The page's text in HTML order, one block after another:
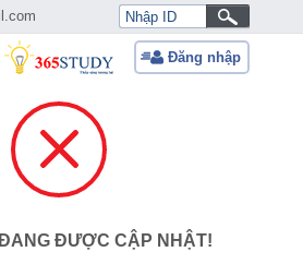
Đăng nhập
ĐANG ĐƯỢC CẬP NHẬT!